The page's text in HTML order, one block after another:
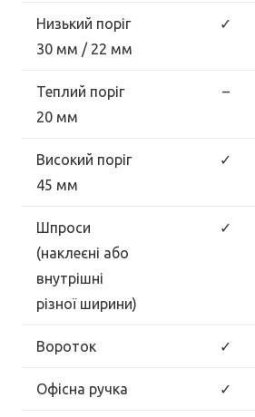
Низький поріг
30 мм / 22 мм
✓
Теплий поріг
20 мм
–
Високий поріг
45 мм
✓
Шпроси
(наклеєні або
внутрішні
різної ширини)
✓
Вороток ✓
Офісна ручка ✓